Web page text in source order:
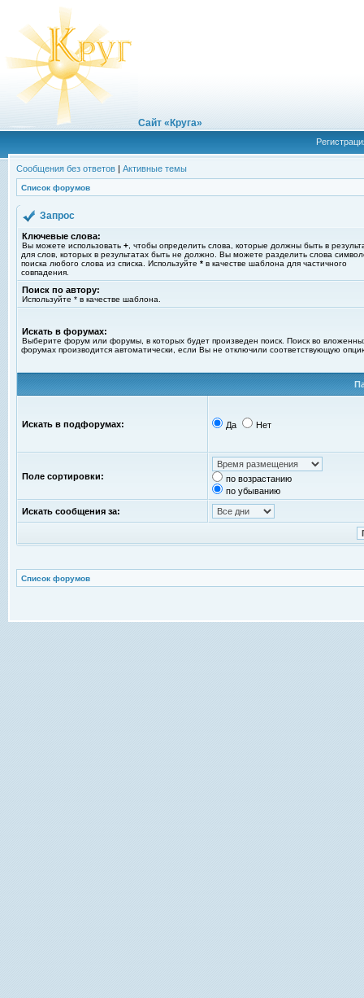
Сайт «Круга»
Сообщения без ответов | Активные темы
Список форумов
Запрос
Ключевые слова:
Вы можете использовать + , чтобы определить слова, которые должны быть в
для слов, которых в результатах быть не должно. Вы можете разделить слова
поиска любого слова из списка. Используйте * в качестве шаблона для частичного
совпадения.
Поиск по автору:
Используйте * в качестве шаблона.
Искать в форумах:
Выберите форум или форумы, в которых будет произведен поиск. Поиск во
форумах производится автоматически, если Вы не отключили соответствующую
Искать в подфорумах: Да Нет
Поле сортировки:
по возрастанию
по убыванию
Искать сообщения за:
Список форумов